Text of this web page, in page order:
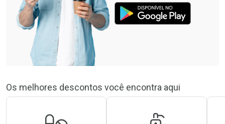
Os melhores descontos você encontra aqui